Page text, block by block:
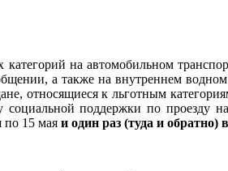
на автомобильном
а также на внутреннем
относящиеся к льготным
поддержки по проезду
по 15 мая и один раз (туда и обратно)